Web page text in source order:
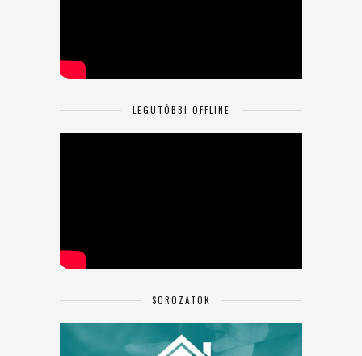
LEGUTÓBBI OFFLINE
SOROZATOK